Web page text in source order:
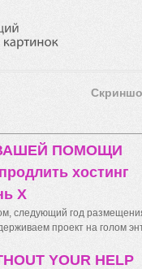
ПОМОЩИ
хостинг
X
следующий год
проект на голом
YOUR HELP